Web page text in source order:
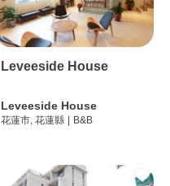
Leveeside House
Leveeside House
花蓮市, 花蓮縣 B&B